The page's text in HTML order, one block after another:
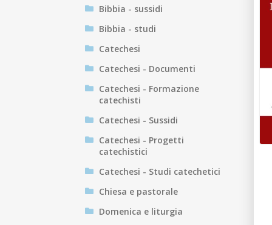
Bibbia - sussidi
Bibbia - studi
Catechesi
Catechesi - Documenti
Catechesi - Formazione
catechisti
Catechesi - Sussidi
Catechesi - Progetti
catechistici
Catechesi - Studi catechetici
Chiesa e pastorale
Domenica e liturgia